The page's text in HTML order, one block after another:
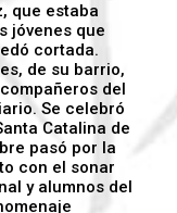
que estaba
jóvenes que
cortada.
de su barrio,
del
Se celebró
Catalina de
pasó por la
con el sonar
y alumnos del